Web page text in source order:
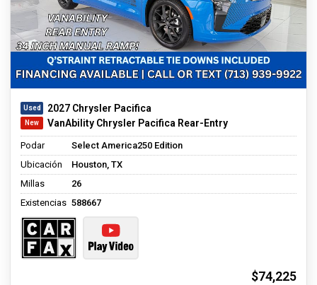
2027 Chrysler Pacifica
VanAbility Chrysler Pacifica Rear-Entry
Podar
Select America250 Edition
Ubicación
Houston, TX
Millas
26
Existencias 588667
$74,225